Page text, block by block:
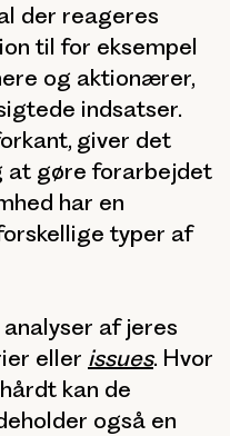
der reageres
til for eksempel
og aktionærer,
indsatser.
giver det
at gøre forarbejdet
har en
typer af
af jeres
eller issues. Hvor
kan de
også en